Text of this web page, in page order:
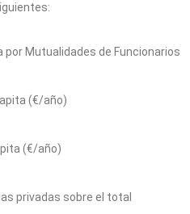
Mutualidades de Funcionarios
(€/año)
(€/año)
privadas sobre el total